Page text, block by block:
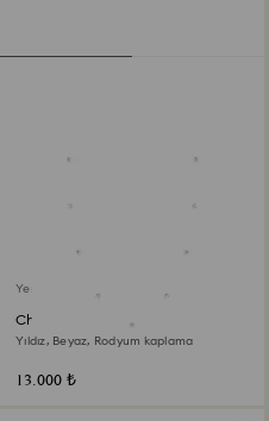
Yeni
Chroma Dizi Kolye
Yıldız, Beyaz, Rodyum kaplama
13.000 ₺